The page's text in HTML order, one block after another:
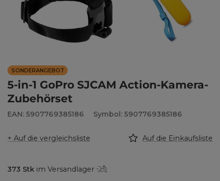
SONDERANGEBOT
5-in-1 GoPro SJCAM Action-Kamera-
Zubehörset
EAN: 5907769385186 Symbol: 5907769385186
+ Auf die vergleichsliste Auf die Einkaufsliste
373 Stk im Versandlager